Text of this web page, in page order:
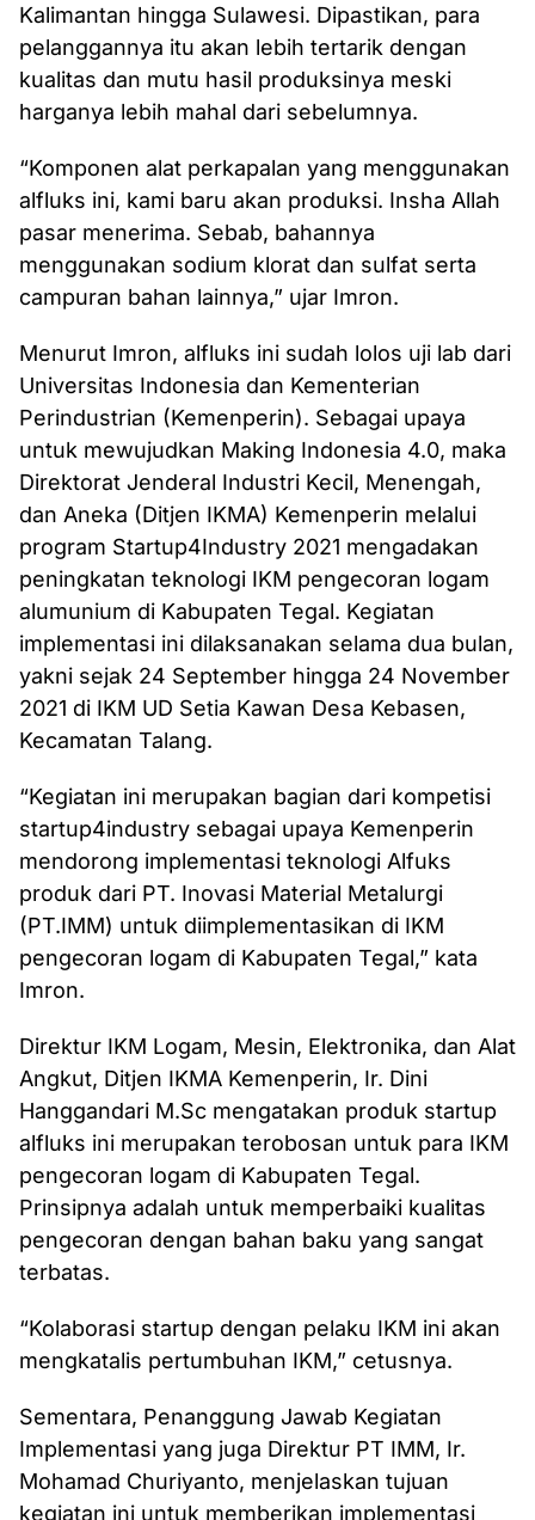
Kalimantan hingga Sulawesi. Dipastikan, para
pelanggannya itu akan lebih tertarik dengan
kualitas dan mutu hasil produksinya meski
harganya lebih mahal dari sebelumnya.
“Komponen alat perkapalan yang menggunakan
alfluks ini, kami baru akan produksi. Insha Allah
pasar menerima. Sebab, bahannya
menggunakan sodium klorat dan sulfat serta
campuran bahan lainnya,” ujar Imron.
Menurut Imron, alfluks ini sudah lolos uji lab dari
Universitas Indonesia dan Kementerian
Perindustrian (Kemenperin). Sebagai upaya
untuk mewujudkan Making Indonesia 4.0, maka
Direktorat Jenderal Industri Kecil, Menengah,
dan Aneka (Ditjen IKMA) Kemenperin melalui
program Startup4Industry 2021 mengadakan
peningkatan teknologi IKM pengecoran logam
alumunium di Kabupaten Tegal. Kegiatan
implementasi ini dilaksanakan selama dua bulan,
yakni sejak 24 September hingga 24 November
2021 di IKM UD Setia Kawan Desa Kebasen,
Kecamatan Talang.
“Kegiatan ini merupakan bagian dari kompetisi
startup4industry sebagai upaya Kemenperin
mendorong implementasi teknologi Alfuks
produk dari PT. Inovasi Material Metalurgi
(PT.IMM) untuk diimplementasikan di IKM
pengecoran logam di Kabupaten Tegal,” kata
Imron.
Direktur IKM Logam, Mesin, Elektronika, dan Alat
Angkut, Ditjen IKMA Kemenperin, Ir. Dini
Hanggandari M.Sc mengatakan produk startup
alfluks ini merupakan terobosan untuk para IKM
pengecoran logam di Kabupaten Tegal.
Prinsipnya adalah untuk memperbaiki kualitas
pengecoran dengan bahan baku yang sangat
terbatas.
“Kolaborasi startup dengan pelaku IKM ini akan
mengkatalis pertumbuhan IKM,” cetusnya.
Sementara, Penanggung Jawab Kegiatan
Implementasi yang juga Direktur PT IMM, Ir.
Mohamad Churiyanto, menjelaskan tujuan
kegiatan ini untuk memberikan implementasi